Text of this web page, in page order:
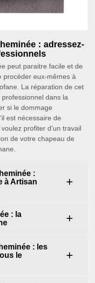
: adressez-
peut paraitre facile et de
procéder eux-mêmes à
La réparation de cet
dans la
si le dommage
est nécessaire de
profiter d’un travail
de votre chapeau de
:
à Artisan
: la
: les
le